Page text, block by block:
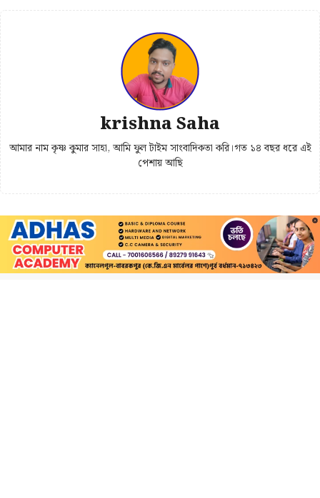
krishna Saha
আমার নাম কৃষ্ণ কুমার সাহা, আমি ফুল টাইম সাংবাদিকতা করি।গত ১৪ বছর ধরে এই
পেশায় আছি